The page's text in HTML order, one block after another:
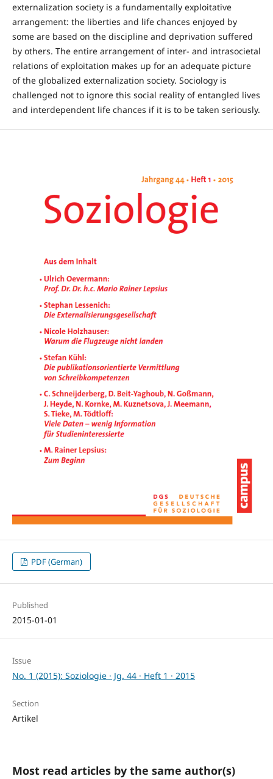
externalization society is a fundamentally exploitative
arrangement: the liberties and life chances enjoyed by
some are based on the discipline and deprivation suffered
by others. The entire arrangement of inter- and intrasocietal
relations of exploitation makes up for an adequate picture
of the globalized externalization society. Sociology is
challenged not to ignore this social reality of entangled lives
and interdependent life chances if it is to be taken seriously.
PDF (German)
Published
2015-01-01
Issue
No. 1 (2015): Soziologie · Jg. 44 · Heft 1 · 2015
Section
Artikel
Most read articles by the same author(s)